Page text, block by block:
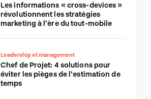
Les informations « cross-devices »
révolutionnent les stratégies
marketing à l’ère du tout-mobile
Leadership et management
Chef de Projet: 4 solutions pour
éviter les pièges de l’estimation de
temps